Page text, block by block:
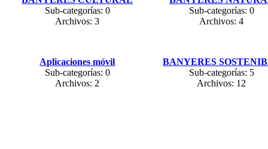
Sub-categorías: 0
Archivos: 3
Sub-categorías: 0
Archivos: 4
Aplicaciones móvil
Sub-categorías: 0
Archivos: 2
BANYERES
Sub-categorías: 5
Archivos: 12